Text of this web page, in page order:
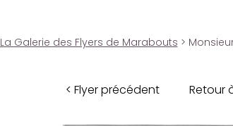
La Galerie des Flyers de Marabouts >
< Flyer précédent Retour